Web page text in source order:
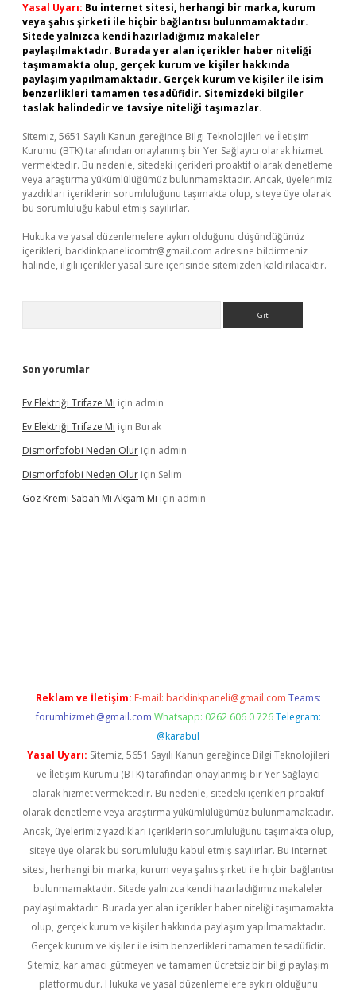
Yasal Uyarı: Bu internet sitesi, herhangi bir marka, kurum
veya şahıs şirketi ile hiçbir bağlantısı bulunmamaktadır.
Sitede yalnızca kendi hazırladığımız makaleler
paylaşılmaktadır. Burada yer alan içerikler haber niteliği
taşımamakta olup, gerçek kurum ve kişiler hakkında
paylaşım yapılmamaktadır. Gerçek kurum ve kişiler ile isim
benzerlikleri tamamen tesadüfidir. Sitemizdeki bilgiler
taslak halindedir ve tavsiye niteliği taşımazlar.
Sitemiz, 5651 Sayılı Kanun gereğince Bilgi Teknolojileri ve İletişim
Kurumu (BTK) tarafından onaylanmış bir Yer Sağlayıcı olarak hizmet
vermektedir. Bu nedenle, sitedeki içerikleri proaktif olarak denetleme
veya araştırma yükümlülüğümüz bulunmamaktadır. Ancak, üyelerimiz
yazdıkları içeriklerin sorumluluğunu taşımakta olup, siteye üye olarak
bu sorumluluğu kabul etmiş sayılırlar.
Hukuka ve yasal düzenlemelere aykırı olduğunu düşündüğünüz
içerikleri, backlinkpanelicomtr@gmail.com adresine bildirmeniz
halinde, ilgili içerikler yasal süre içerisinde sitemizden kaldırılacaktır.
Son yorumlar
Ev Elektriği Trifaze Mi için admin
Ev Elektriği Trifaze Mi için Burak
Dismorfofobi Neden Olur için admin
Dismorfofobi Neden Olur için Selim
Göz Kremi Sabah Mı Akşam Mı için admin
Reklam ve İletişim: E-mail: backlinkpaneli@gmail.com Teams:
forumhizmeti@gmail.com Whatsapp: 0262 606 0 726 Telegram:
@karabul
Yasal Uyarı: Sitemiz, 5651 Sayılı Kanun gereğince Bilgi Teknolojileri
ve İletişim Kurumu (BTK) tarafından onaylanmış bir Yer Sağlayıcı
olarak hizmet vermektedir. Bu nedenle, sitedeki içerikleri proaktif
olarak denetleme veya araştırma yükümlülüğümüz bulunmamaktadır.
Ancak, üyelerimiz yazdıkları içeriklerin sorumluluğunu taşımakta olup,
siteye üye olarak bu sorumluluğu kabul etmiş sayılırlar. Bu internet
sitesi, herhangi bir marka, kurum veya şahıs şirketi ile hiçbir bağlantısı
bulunmamaktadır. Sitede yalnızca kendi hazırladığımız makaleler
paylaşılmaktadır. Burada yer alan içerikler haber niteliği taşımamakta
olup, gerçek kurum ve kişiler hakkında paylaşım yapılmamaktadır.
Gerçek kurum ve kişiler ile isim benzerlikleri tamamen tesadüfidir.
Sitemiz, kar amacı gütmeyen ve tamamen ücretsiz bir bilgi paylaşım
platformudur. Hukuka ve yasal düzenlemelere aykırı olduğunu